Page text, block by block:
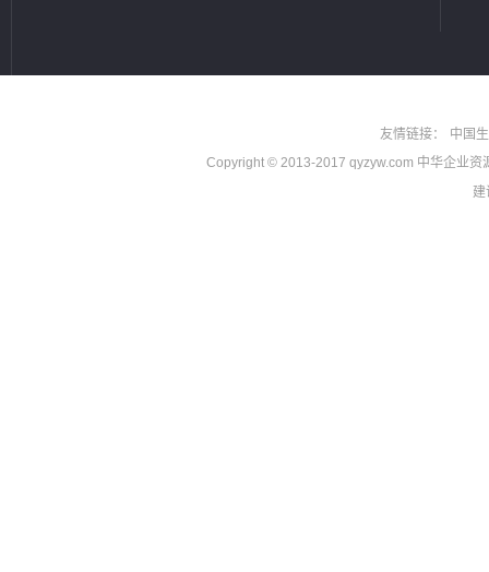
友情链接：
中国
Copyright © 2013-2017 qyzyw.com 中华企业资